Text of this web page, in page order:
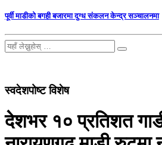
पूर्वी माडीको बगही बजारमा दुग्ध संकलन केन्द्र सञ्चालनमा
स्वदेशपोष्ट विशेष
देशभर १० प्रतिशत